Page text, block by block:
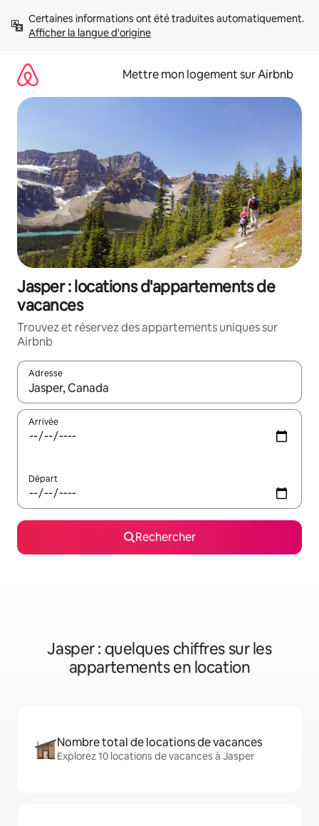
directement
Afficher la langue d'origine
Mettre mon logement sur Airbnb
Jasper : locations d'appartements de
vacances
Trouvez et réservez des appartements uniques sur
Airbnb
Adresse
Lorsque les résultats s'affichent, utilisez les flèches vers le
Arrivée
Départ
Rechercher
Jasper : quelques chiffres sur les
appartements en location
Nombre total de locations de vacances
Explorez 10 locations de vacances à Jasper